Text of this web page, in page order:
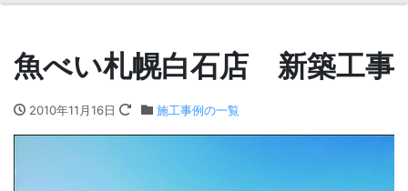
魚べい札幌白石店 新築工事
2010年11月16日 施工事例の一覧